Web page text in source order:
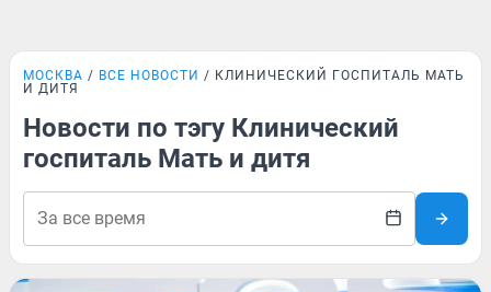
МОСКВА ВСЕ НОВОСТИ
КЛИНИЧЕСКИЙ ГОСПИТАЛЬ МАТЬ
И ДИТЯ
Новости по тэгу Клинический
госпиталь Мать и дитя